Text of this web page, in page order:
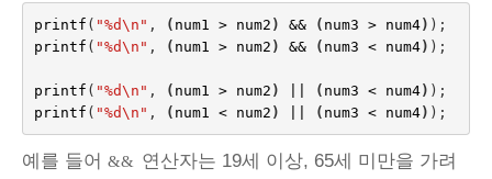
printf ( "%d\n " , ( num1 > num2 ) && ( num3 > num4) );
printf ( "%d\n " , ( num1 > num2 ) && ( num3 < num4)
printf ( "%d\n " , ( num1 > num2 ) ( num3 < num4) );
printf ( "%d\n " , ( num1 < num2 ) ( num3 < num4) );
예를 들어 && 연산자는 19세 이상, 65세 미만을 가려